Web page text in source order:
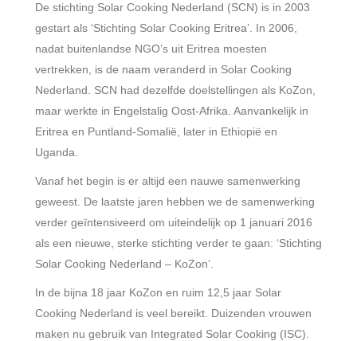
De stichting Solar Cooking Nederland (SCN) is in 2003
gestart als ‘Stichting Solar Cooking Eritrea’. In 2006,
nadat buitenlandse NGO’s uit Eritrea moesten
vertrekken, is de naam veranderd in Solar Cooking
Nederland. SCN had dezelfde doelstellingen als KoZon,
maar werkte in Engelstalig Oost-Afrika. Aanvankelijk in
Eritrea en Puntland-Somalië, later in Ethiopië en
Uganda.
Vanaf het begin is er altijd een nauwe samenwerking
geweest. De laatste jaren hebben we de samenwerking
verder geïntensiveerd om uiteindelijk op 1 januari 2016
als een nieuwe, sterke stichting verder te gaan: ‘Stichting
Solar Cooking Nederland – KoZon’.
In de bijna 18 jaar KoZon en ruim 12,5 jaar Solar
Cooking Nederland is veel bereikt. Duizenden vrouwen
maken nu gebruik van Integrated Solar Cooking (ISC).